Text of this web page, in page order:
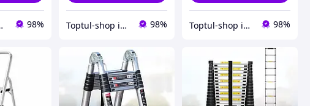
98% Toptul-shop інтернет магазин 98% Toptul-shop інтернет магазин 98%